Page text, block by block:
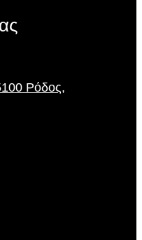
Ρόδος,